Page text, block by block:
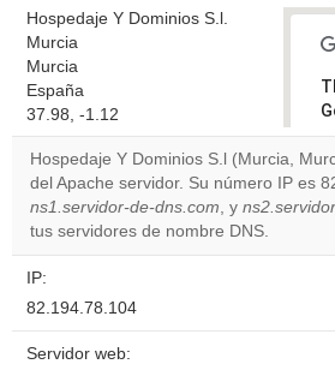
Hospedaje Y Dominios S.l.
Murcia
Murcia
España
37.98, -1.12
Hospedaje Y Dominios S.l (Murcia,
del Apache servidor. Su número IP es
ns1.servidor-de-dns.com, y
tus servidores de nombre DNS.
IP:
82.194.78.104
Servidor web: